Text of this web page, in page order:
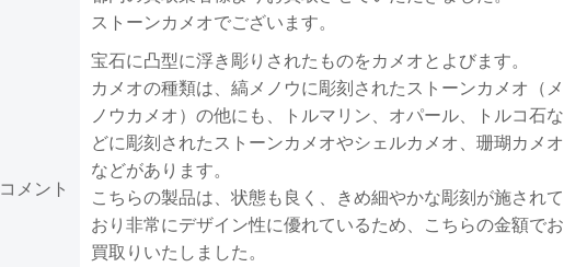
コメント
ストーンカメオでございます。
宝石に凸型に浮き彫りされたものをカメオとよびます。
カメオの種類は、縞メノウに彫刻されたストーンカメオ（メ
ノウカメオ）の他にも、トルマリン、オパール、トルコ石な
どに彫刻されたストーンカメオやシェルカメオ、珊瑚カメオ
などがあります。
こちらの製品は、状態も良く、きめ細やかな彫刻が施されて
おり非常にデザイン性に優れているため、こちらの金額でお
買取りいたしました。